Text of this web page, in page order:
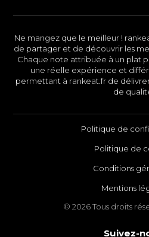
Ne mangez que le meilleur !
de partager et de découvrir les
Chaque note attribuée à un plat
une réelle expérience et
permettant à rankeat.fr de
de
Politique de
Politique de
Conditions
Mentions
© 2026 Tous droits
Suivez-